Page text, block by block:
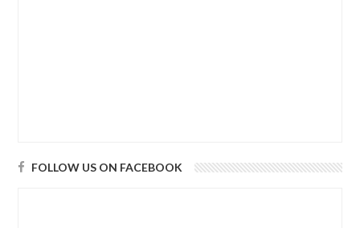
FOLLOW US ON FACEBOOK